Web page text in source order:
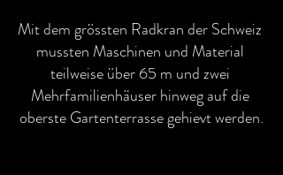
Mit dem grössten Radkran der Schweiz
mussten Maschinen und Material
teilweise über 65 m und zwei
Mehrfamilienhäuser hinweg auf die
oberste Gartenterrasse gehievt werden.